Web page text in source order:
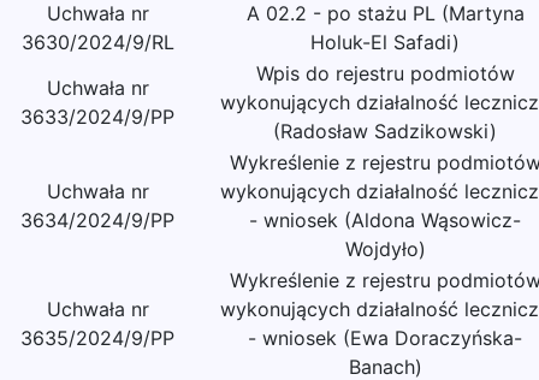
Uchwała nr
3630/2024/9/RL
A 02.2 - po stażu PL (Martyna
Holuk-El Safadi)
Uchwała nr
3633/2024/9/PP
Wpis do rejestru podmiotów
wykonujących działalność
(Radosław Sadzikowski)
Uchwała nr
3634/2024/9/PP
Wykreślenie z rejestru
wykonujących działalność
- wniosek (Aldona Wąsowicz-
Wojdyło)
Uchwała nr
3635/2024/9/PP
Wykreślenie z rejestru
wykonujących działalność
- wniosek (Ewa Doraczyńska-
Banach)